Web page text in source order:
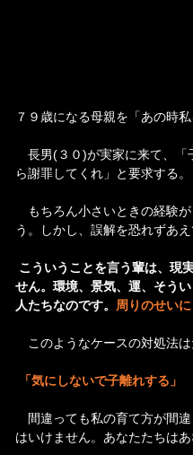
７９歳になる母親を「あの時
長男(３０)が実家に来て、「
ら謝罪してくれ」と要求する。
もちろん小さいときの経験が
う。しかし、誤解を恐れずあえ
こういうことを言う輩は、現
せん。環境、景気、運、そう
人たちなのです。 周りのせいに
このようなケースの対処法は
「気にしないで子離れする」
間違っても私の育て方が間
はいけません。あなたたちは